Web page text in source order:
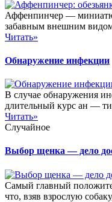
Аффенпинчер —
забавным внешним
Читать»
Обнаружение инфекции
В случае обнаружения
длительный курс ан —
Читать»
Случайное
Выбор щенка — дело
Самый главный
что, взяв взрослую